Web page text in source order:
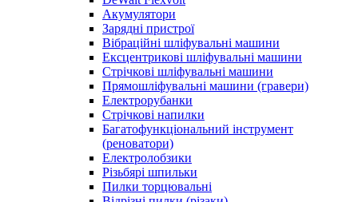
Акумулятори
Зарядні пристрої
Вібраційні шліфувальні машини
Ексцентрикові шліфувальні машини
Стрічкові шліфувальні машини
Прямошліфувальні машини (гравери)
Електрорубанки
Стрічкові напилки
Багатофункціональний інструмент
(реноватори)
Електролобзики
Різьбярі шпильки
Пилки торцювальні